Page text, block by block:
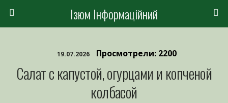
Ізюм Інформаційний
19.07.2026 Просмотрели: 2200
Салат с капустой, огурцами и копченой
колбасой